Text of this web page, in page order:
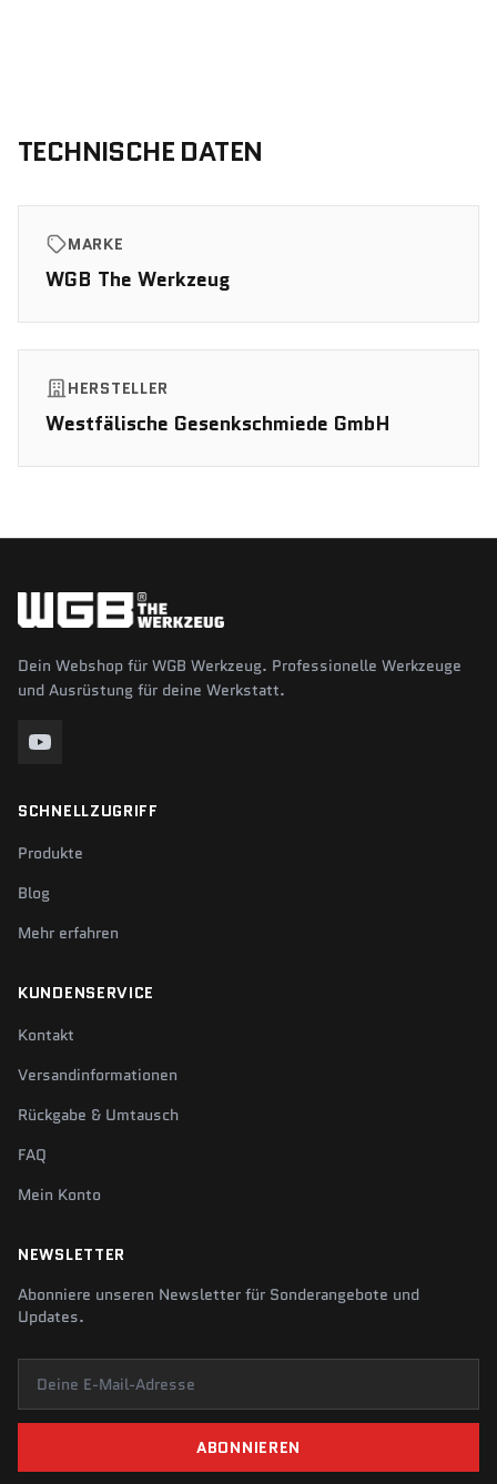
TECHNISCHE DATEN
MARKE
WGB The Werkzeug
HERSTELLER
Westfälische Gesenkschmiede GmbH
Dein Webshop für WGB Werkzeug. Professionelle Werkzeuge
und Ausrüstung für deine Werkstatt.
SCHNELLZUGRIFF
Produkte
Blog
Mehr erfahren
KUNDENSERVICE
Kontakt
Versandinformationen
Rückgabe & Umtausch
FAQ
Mein Konto
NEWSLETTER
Abonniere unseren Newsletter für Sonderangebote und
Updates.
Deine E-Mail-Adresse
ABONNIEREN